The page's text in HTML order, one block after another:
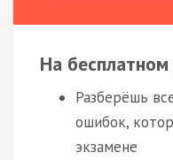
На
Разберёшь
ошибок,
экзамене